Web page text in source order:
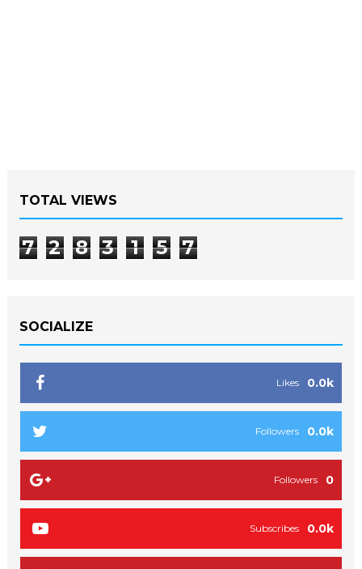
TOTAL VIEWS
7 2 8 3 1 5 7
SOCIALIZE
0.0k
Likes
0.0k
Followers
0
Followers
0.0k
Subscribes